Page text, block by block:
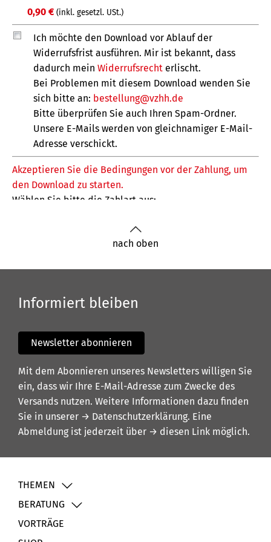
nach oben
Informiert bleiben
Newsletter abonnieren
Mit dem Abonnieren unseres Newsletters willigen Sie
ein, dass wir Ihre E-Mail-Adresse zum Zwecke des
Versands nutzen. Weitere Informationen dazu finden
Sie in unserer → Datenschutzerklärung. Eine
Abmeldung ist jederzeit über → diesen Link möglich.
THEMEN
BERATUNG
VORTRÄGE